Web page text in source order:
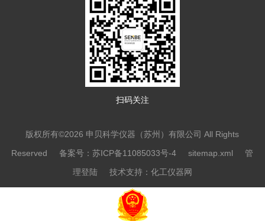
扫码关注
版权所有©2026 申贝科学仪器（苏州）有限公司 All Rights
Reserved备案号：苏ICP备11085033号-4 sitemap.xml
管
理登陆技术支持： 化工仪器网